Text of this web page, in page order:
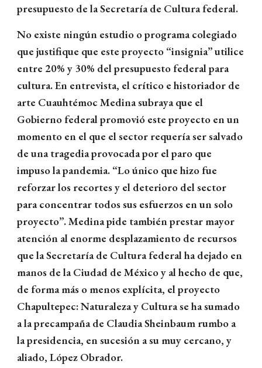
presupuesto de la Secretaría de Cultura federal.
No existe ningún estudio o programa colegiado
que justifique que este proyecto “insignia” utilice
entre 20% y 30% del presupuesto federal para
cultura. En entrevista, el crítico e historiador de
arte Cuauhtémoc Medina subraya que el
Gobierno federal promovió este proyecto en un
momento en el que el sector requería ser salvado
de una tragedia provocada por el paro que
impuso la pandemia. “Lo único que hizo fue
reforzar los recortes y el deterioro del sector
para concentrar todos sus esfuerzos en un solo
proyecto”. Medina pide también prestar mayor
atención al enorme desplazamiento de recursos
que la Secretaría de Cultura federal ha dejado en
manos de la Ciudad de México y al hecho de que,
de forma más o menos explícita, el proyecto
Chapultepec: Naturaleza y Cultura se ha sumado
a la precampaña de Claudia Sheinbaum rumbo a
la presidencia, en sucesión a su muy cercano, y
aliado, López Obrador.